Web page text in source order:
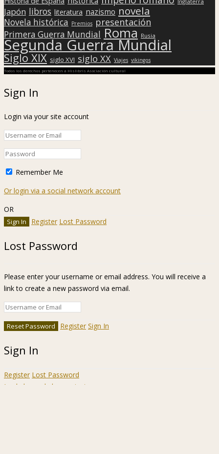
Japón libros literatura nazismo novela
Novela histórica Premios presentación
Primera Guerra Mundial Roma Rusia
Segunda Guerra Mundial
Siglo XIX siglo XVI siglo XX Viajes vikingos
Todos los derechos pertenecen a Hislibris Asociación cultural
Sign In
Login via your site account
Remember Me
Or login via a social network account
OR
Register Lost Password
Lost Password
Please enter your username or email address. You will receive a
link to create a new password via email.
Register Sign In
Sign In
Register Lost Password
Ir a la barra de herramientas